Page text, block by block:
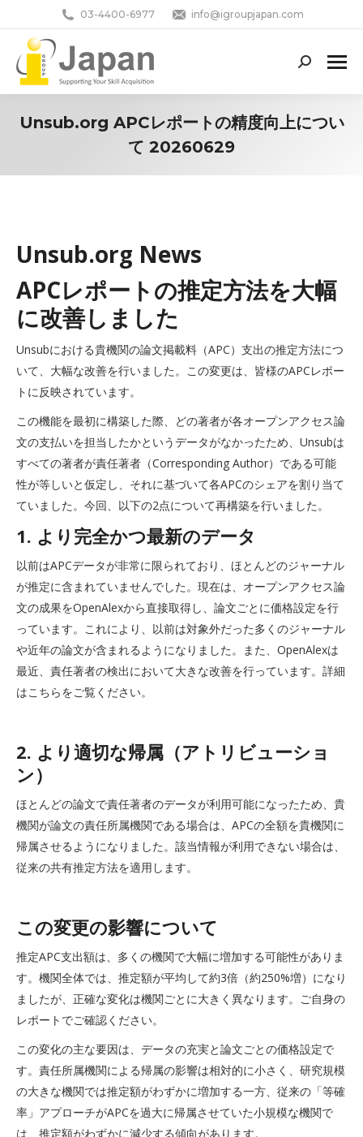
03-4400-6977 info@igroupjapan.com
Search:
Unsub.org APCレポートの精度向上につい
て 20260629
Unsub.org News
APCレポートの推定方法を大幅
に改善しました
Unsubにおける貴機関の論文掲載料（APC）支出の推定方法につ
いて、大幅な改善を行いました。この変更は、皆様のAPCレポー
トに反映されています。
この機能を最初に構築した際、どの著者が各オープンアクセス論
文の支払いを担当したかというデータがなかったため、Unsubは
すべての著者が責任著者（Corresponding Author）である可能
性が等しいと仮定し、それに基づいて各APCのシェアを割り当て
ていました。今回、以下の2点について再構築を行いました。
1. より完全かつ最新のデータ
以前はAPCデータが非常に限られており、ほとんどのジャーナル
が推定に含まれていませんでした。現在は、オープンアクセス論
文の成果をOpenAlexから直接取得し、論文ごとに価格設定を行
っています。これにより、以前は対象外だった多くのジャーナル
や近年の論文が含まれるようになりました。また、OpenAlexは
最近、責任著者の検出において大きな改善を行っています。詳細
はこちらをご覧ください。
2. より適切な帰属（アトリビューショ
ン）
ほとんどの論文で責任著者のデータが利用可能になったため、貴
機関が論文の責任所属機関である場合は、APCの全額を貴機関に
帰属させるようになりました。該当情報が利用できない場合は、
従来の共有推定方法を適用します。
この変更の影響について
推定APC支出額は、多くの機関で大幅に増加する可能性がありま
す。機関全体では、推定額が平均して約3倍（約250%増）になり
ましたが、正確な変化は機関ごとに大きく異なります。ご自身の
レポートでご確認ください。
この変化の主な要因は、データの充実と論文ごとの価格設定で
す。責任所属機関による帰属の影響は相対的に小さく、研究規模
の大きな機関では推定額がわずかに増加する一方、従来の「等確
率」アプローチがAPCを過大に帰属させていた小規模な機関で
は、推定額がわずかに減少する傾向があります。